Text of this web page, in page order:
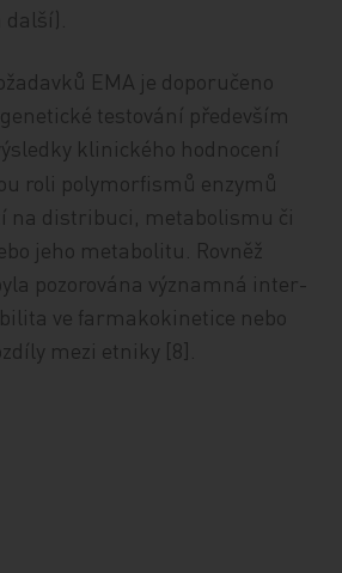
EMA je doporučeno
testování především
klinického hodnocení
roli polymorfismů enzymů
na distribuci, metabolismu či
jeho metabolitu. Rovněž
pozorována významná in­ter­
ve farmakokinetice nebo
mezi etniky [8].